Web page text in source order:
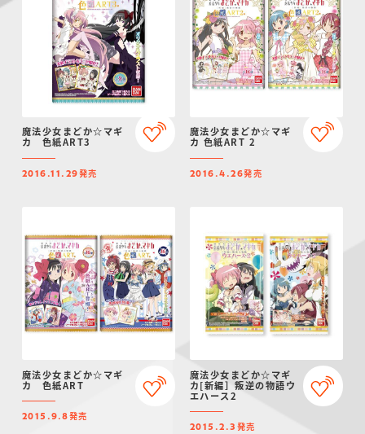
魔法少女まどか☆マギ
カ 色紙ART3
2016.11.29発売
魔法少女まどか☆マギ
カ 色紙ART 2
2016.4.26発売
魔法少女まどか☆マギ
カ 色紙ART
2015.9.8発売
魔法少女まどか☆マギ
カ[新編］叛逆の物語ウ
エハース2
2015.2.3 発売